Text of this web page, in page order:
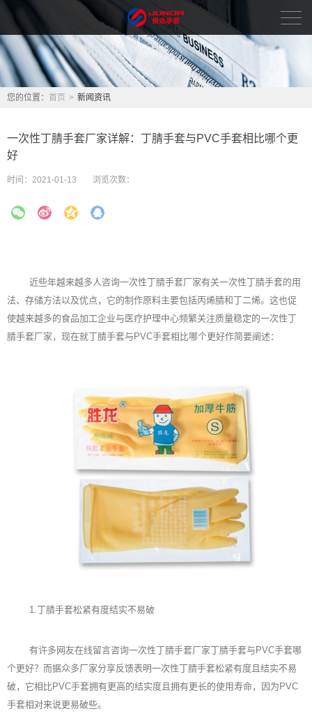
新闻资讯
您的位置： 首页 > 新闻资讯
一次性丁腈手套厂家详解：丁腈手套与PVC手套相比哪个更
好
时间： 2021-01-13 浏览次数：
近些年越来越多人咨询一次性丁腈手套厂家有关一次性丁腈手套的用
法、存储方法以及优点，它的制作原料主要包括丙烯腈和丁二烯。这也促
使越来越多的食品加工企业与医疗护理中心频繁关注质量稳定的一次性丁
腈手套厂家，现在就丁腈手套与PVC手套相比哪个更好作简要阐述：
1.丁腈手套松紧有度结实不易破
有许多网友在线留言咨询一次性丁腈手套厂家丁腈手套与PVC手套哪
个更好？而据众多厂家分享反馈表明一次性丁腈手套松紧有度且结实不易
破，它相比PVC手套拥有更高的结实度且拥有更长的使用寿命，因为PVC
手套相对来说更易破些。